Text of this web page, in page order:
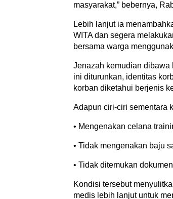
masyarakat,” bebernya,
Lebih lanjut ia
WITA dan segera
bersama warga
Jenazah kemudian dibawa
ini diturunkan, identitas
korban diketahui berjenis
Adapun ciri-ciri sementara
• Mengenakan celana
• Tidak mengenakan baju
• Tidak ditemukan
Kondisi tersebut
medis lebih lanjut untuk